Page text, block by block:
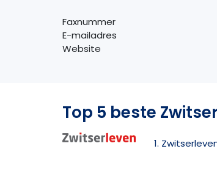
Faxnummer
E-mailadres
Website
Top 5 beste
1.